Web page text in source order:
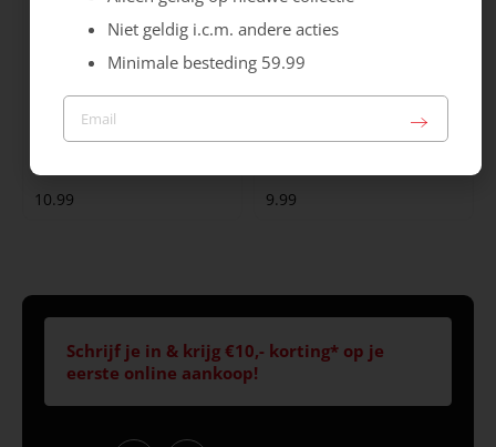
Bergal
10.99 9.99
Schrijf je in & krijg €10,- korting* op je
eerste online aankoop!
Niet geldig i.c.m. andere acties
Minimale besteding 59.99